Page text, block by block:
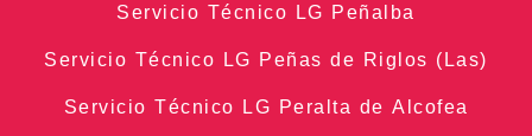
Servicio Técnico LG Peñalba
Servicio Técnico LG Peñas de Riglos (Las)
Servicio Técnico LG Peralta de Alcofea